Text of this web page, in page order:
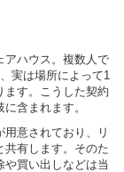
アハウス。複数人で
実は場所によって1
ます。こうした契約
含まれます。
意されており、リ
共有します。そのた
買い出しなどは当